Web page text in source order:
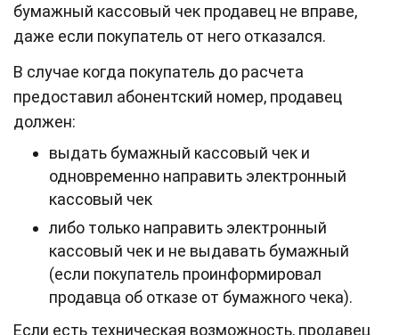
бумажный кассовый чек продавец не вправе,
даже если покупатель от него отказался.
В случае когда покупатель до расчета
предоставил абонентский номер, продавец
должен:
выдать бумажный кассовый чек и
одновременно направить электронный
кассовый чек
либо только направить электронный
кассовый чек и не выдавать бумажный
(если покупатель проинформировал
продавца об отказе от бумажного чека).
Если есть техническая возможность, продавец